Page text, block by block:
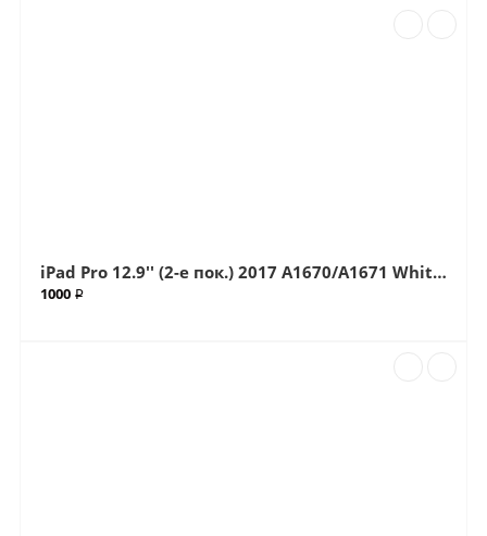
iPad Pro 12.9'' (2-е пок.) 2017 A1670/A1671 White (Белый) Тачскрин (Артик.ГС-62)
1000 ₽